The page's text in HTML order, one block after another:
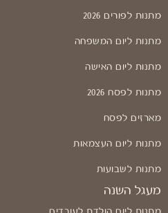
מתנות לפורים 2026
מתנות ליום המשפחה
מתנות ליום האישה
מתנות לפסח 2026
מארזים לפסח
מתנות ליום העצמאות
מתנות לשבועות
מעגל השנה